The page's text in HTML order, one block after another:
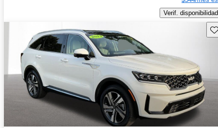
Verif. disponibilidad